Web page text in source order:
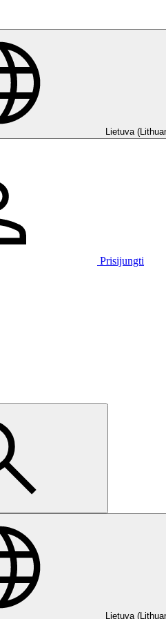
Lietuva
Prisijungti
Lietuva